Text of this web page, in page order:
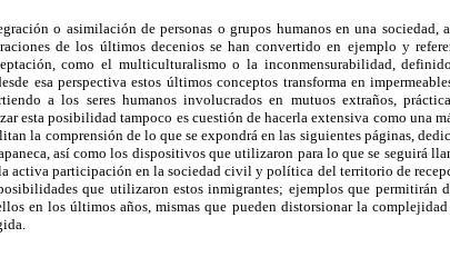
o asimilación de personas o grupos humanos en una sociedad,
de los últimos decenios se han convertido en ejemplo y
como el multiculturalismo o la inconmensurabilidad,
esa perspectiva estos últimos conceptos transforma en
a los seres humanos involucrados en mutuos extraños,
esta posibilidad tampoco es cuestión de hacerla extensiva como una
la comprensión de lo que se expondrá en las siguientes páginas,
así como los dispositivos que utilizaron para lo que se seguirá
activa participación en la sociedad civil y política del territorio de
que utilizaron estos inmigrantes; ejemplos que permitirán
en los últimos años, mismas que pueden distorsionar la